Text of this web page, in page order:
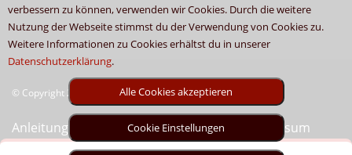
verbessern zu können, verwenden wir Cookies. Durch die weitere
Nutzung der Webseite stimmst du der Verwendung von Cookies zu.
Weitere Informationen zu Cookies erhältst du in unserer
Datenschutzerklärung.
Alle Cookies akzeptieren
Cookie Einstellungen
© Copyright 2026 - Boni.tv / Cashback & Gutscheine
Anleitung Sitemap Kontakt Unser Impressum